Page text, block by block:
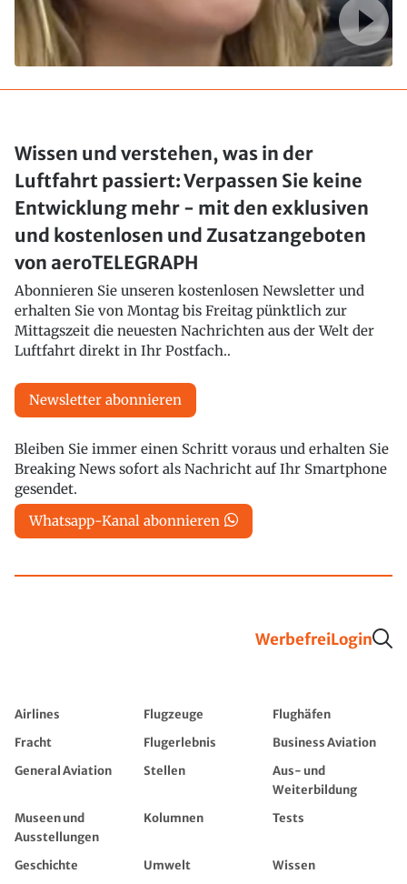
Wissen und verstehen, was in der
Luftfahrt passiert: Verpassen Sie keine
Entwicklung mehr - mit den exklusiven
und kostenlosen und Zusatzangeboten
von aeroTELEGRAPH
Abonnieren Sie unseren kostenlosen Newsletter und
erhalten Sie von Montag bis Freitag pünktlich zur
Mittagszeit die neuesten Nachrichten aus der Welt der
Luftfahrt direkt in Ihr Postfach..
Newsletter abonnieren
Bleiben Sie immer einen Schritt voraus und erhalten Sie
Breaking News sofort als Nachricht auf Ihr Smartphone
gesendet.
Whatsapp-Kanal abonnieren
WerbefreiLogin
Airlines Flugzeuge
Flughäfen
Fracht
Flugerlebnis
Business Aviation
General Aviation
Stellen
Aus- und
Weiterbildung
Museen und
Ausstellungen
Kolumnen Tests
Geschichte Umwelt
Wissen